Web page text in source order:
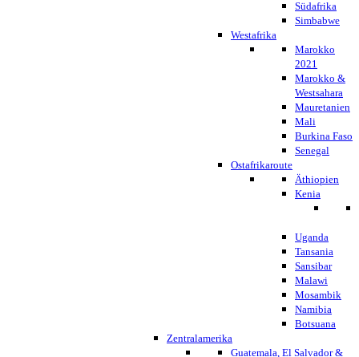
Südafrika
Simbabwe
Westafrika
Marokko
2021
Marokko &
Westsahara
Mauretanien
Mali
Burkina Faso
Senegal
Ostafrikaroute
Äthiopien
Kenia
Uganda
Tansania
Sansibar
Malawi
Mosambik
Namibia
Botsuana
Zentralamerika
Guatemala, El Salvador &